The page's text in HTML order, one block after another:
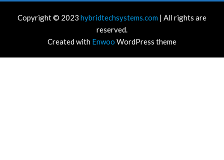
Copyright © 2023 hybridtechsystems.com | All rights are
reserved.
Created with Enwoo WordPress theme